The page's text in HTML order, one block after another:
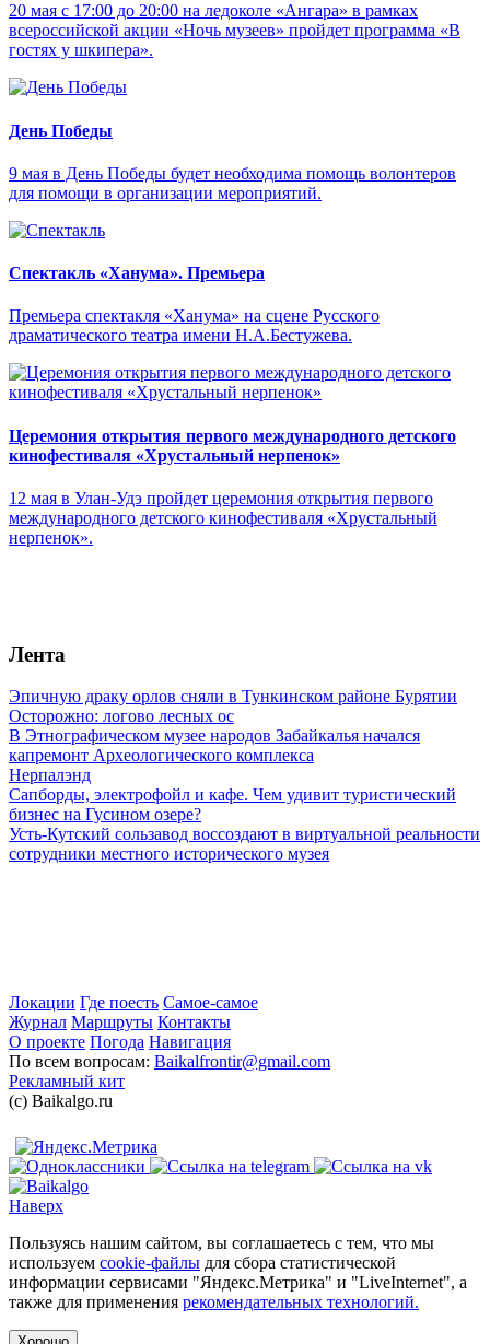
20 мая с 17:00 до 20:00 на ледоколе «Ангара» в рамках
всероссийской акции «Ночь музеев» пройдет программа «В
гостях у шкипера».
День Победы
9 мая в День Победы будет необходима помощь волонтеров
для помощи в организации мероприятий.
Спектакль «Ханума». Премьера
Премьера спектакля «Ханума» на сцене Русского
драматического театра имени Н.А.Бестужева.
Церемония открытия первого международного детского
кинофестиваля «Хрустальный нерпенок»
12 мая в Улан-Удэ пройдет церемония открытия первого
международного детского кинофестиваля «Хрустальный
нерпенок».
Лента
Эпичную драку орлов сняли в Тункинском районе Бурятии
Осторожно: логово лесных ос
В Этнографическом музее народов Забайкалья начался
капремонт Археологического комплекса
Нерпалэнд
Сапборды, электрофойл и кафе. Чем удивит туристический
бизнес на Гусином озере?
Усть-Кутский сользавод воссоздают в виртуальной реальности
сотрудники местного исторического музея
Локации Где поесть Самое-самое
Журнал Маршруты Контакты
О проекте Погода Навигация
По всем вопросам: Baikalfrontir@gmail.com
Рекламный кит
(с) Baikalgo.ru
Наверх
Пользуясь нашим сайтом, вы соглашаетесь с тем, что мы
используем cookie-файлы для сбора статистической
информации сервисами "Яндекс.Метрика" и "LiveInternet", а
также для применения рекомендательных технологий.